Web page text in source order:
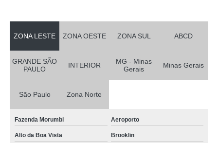
ZONA LESTE ZONA OESTE ZONA SUL ABCD
GRANDE SÃO
PAULO
INTERIOR
MG - Minas
Gerais
Minas Gerais
São Paulo Zona Norte
Fazenda Morumbi Aeroporto
Alto da Boa Vista Brooklin